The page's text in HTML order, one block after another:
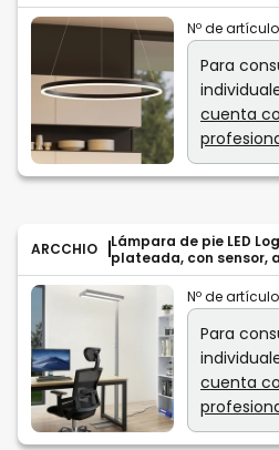
Nº de
Para
cuenta
ARCCHIO
Lámpara de pie LED
plateada, con sensor,
Nº de
Para
cuenta